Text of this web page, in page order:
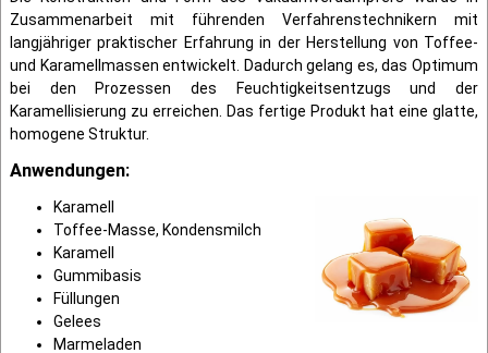
Zusammenarbeit mit führenden Verfahrenstechnikern mit
langjähriger praktischer Erfahrung in der Herstellung von Toffee-
und Karamellmassen entwickelt. Dadurch gelang es, das Optimum
bei den Prozessen des Feuchtigkeitsentzugs und der
Karamellisierung zu erreichen. Das fertige Produkt hat eine glatte,
homogene Struktur.
Anwendungen:
Karamell
Toffee-Masse, Kondensmilch
Karamell
Gummibasis
Füllungen
Gelees
Marmeladen